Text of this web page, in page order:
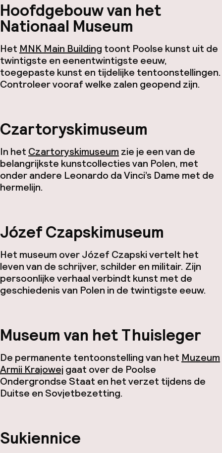
Hoofdgebouw van het
Nationaal Museum
Het MNK Main Building toont Poolse kunst uit de
twintigste en eenentwintigste eeuw,
toegepaste kunst en tijdelijke tentoonstellingen.
Controleer vooraf welke zalen geopend zijn.
Czartoryskimuseum
In het Czartoryskimuseum zie je een van de
belangrijkste kunstcollecties van Polen, met
onder andere Leonardo da Vinci’s Dame met de
hermelijn.
Józef Czapskimuseum
Het museum over Józef Czapski vertelt het
leven van de schrijver, schilder en militair. Zijn
persoonlijke verhaal verbindt kunst met de
geschiedenis van Polen in de twintigste eeuw.
Museum van het Thuisleger
De permanente tentoonstelling van het Muzeum
Armii Krajowej gaat over de Poolse
Ondergrondse Staat en het verzet tijdens de
Duitse en Sovjetbezetting.
Sukiennice